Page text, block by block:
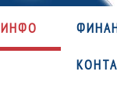
ИНФО